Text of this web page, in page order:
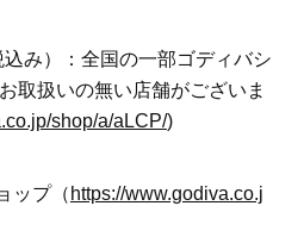
み）：全国の一部ゴディバシ
取扱いの無い店舗がございま
shop/a/aLCP/)
ップ（ https://www.godiva.co.j